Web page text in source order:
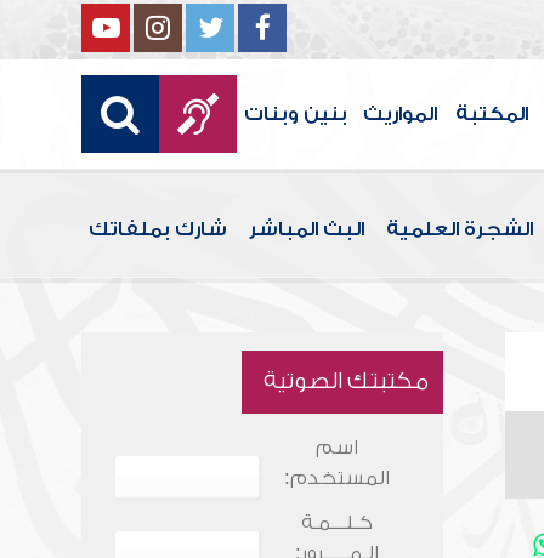
المكتبة المواريث بنين وبنات
الشجرة العلمية البث المباشر شارك بملفاتك
مكتبتك الصوتية
اسم
المستخدم:
كـلـــمـة
الـمـــــرور: